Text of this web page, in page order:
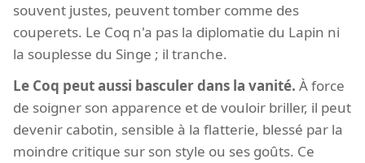
souvent justes, peuvent tomber comme des
couperets. Le Coq n'a pas la diplomatie du Lapin ni
la souplesse du Singe ; il tranche.
Le Coq peut aussi basculer dans la vanité. À force
de soigner son apparence et de vouloir briller, il peut
devenir cabotin, sensible à la flatterie, blessé par la
moindre critique sur son style ou ses goûts. Ce